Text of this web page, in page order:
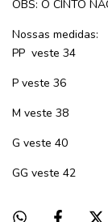
OBS: O CINTO
Nossas medidas:
PP veste 34
P veste 36
M veste 38
G veste 40
GG veste 42